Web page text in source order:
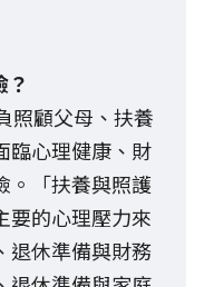
照顧父母、扶養
臨心理健康、財
。「扶養與照護
要的心理壓力來
退休準備與財務